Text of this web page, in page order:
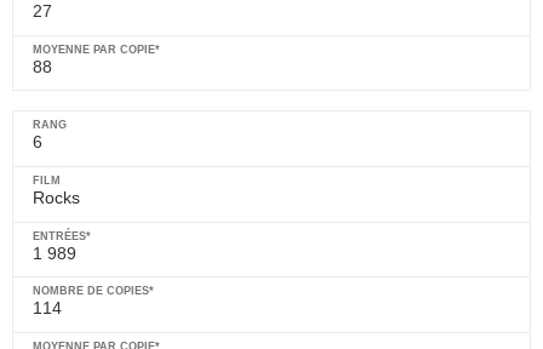
27
88
6
Rocks
1 989
114